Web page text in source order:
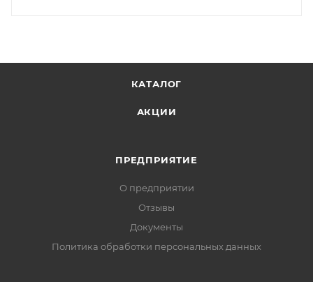
КАТАЛОГ
АКЦИИ
ПРЕДПРИЯТИЕ
О предприятии
Отзывы
Документы
Политика обработки персональных данных